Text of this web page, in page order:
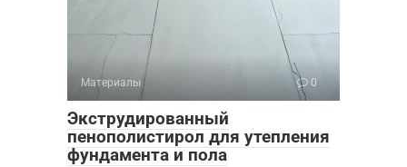
Материалы 0
Экструдированный
пенополистирол для утепления
фундамента и пола